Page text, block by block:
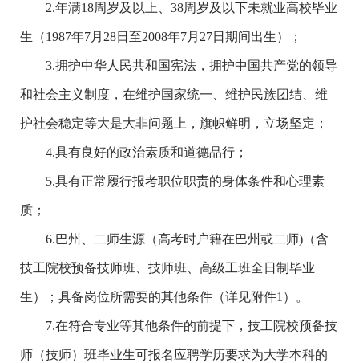
2.年满18周岁及以上、38周岁及以下未就业高校毕业
生（1987年7月28日至2008年7月27日期间出生）；
3.拥护中华人民共和国宪法，拥护中国共产党的领导
和社会主义制度，在维护国家统一、维护民族团结、维
护社会稳定等大是大非问题上，旗帜鲜明，立场坚定；
4.具有良好的政治素质和道德品行；
5.具有正常履行报考职位职责的身体条件和心理素
质；
6.巴州、二师生源（高考时户籍在巴州或二师)（含
技工院校预备技师班、技师班、高级工班全日制毕业
生）；具备岗位所需要的其他条件（详见附件1）。
7.在符合专业等其他条件的前提下，技工院校预备技
师（技师）班毕业生可报名应聘学历要求为大学本科的